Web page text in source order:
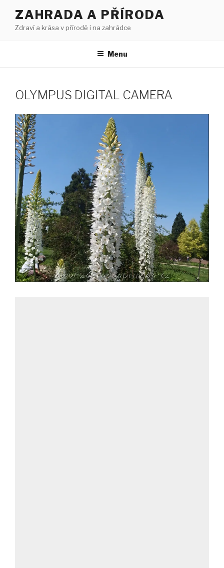
obsahu
ZAHRADA A PŘÍRODA
Zdraví a krása v přírodě i na zahrádce
Menu
OLYMPUS DIGITAL CAMERA